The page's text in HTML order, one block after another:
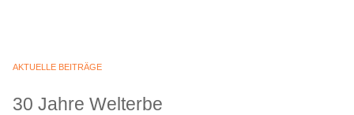
AKTUELLE BEITRÄGE
30 Jahre Welterbe